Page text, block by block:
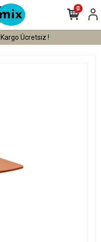
Ücretsiz !
0